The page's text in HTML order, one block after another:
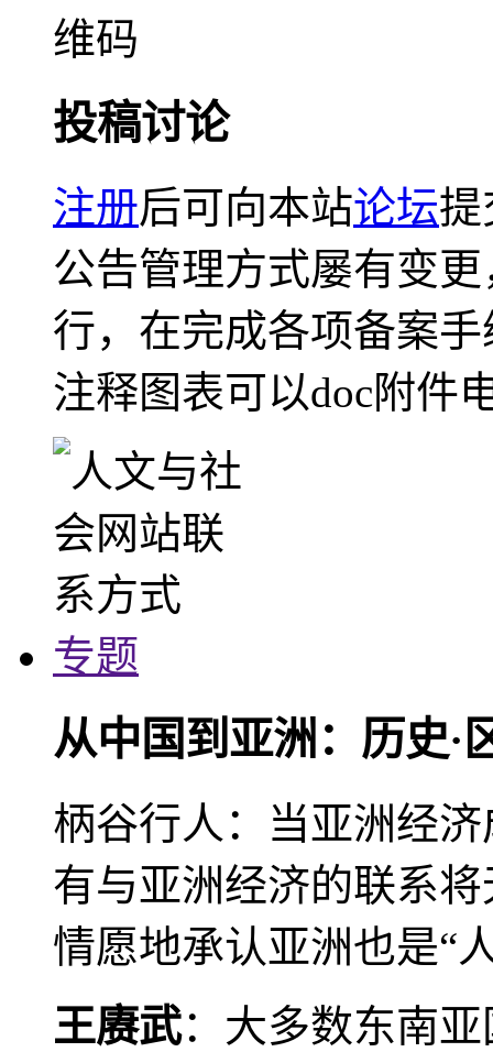
投稿讨论
注册后可向本站论坛提
公告管理方式屡有变
行，在完成各项备案
注释图表可以doc附件
专题
从中国到亚洲：历史·
柄谷行人：当亚洲经
有与亚洲经济的联系
情愿地承认亚洲也是“
王赓武：大多数东南